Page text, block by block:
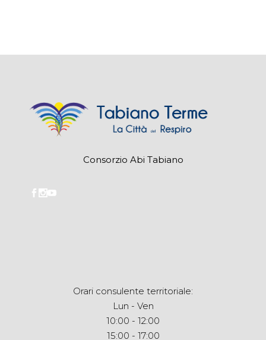
Consorzio Abi Tabiano
Orari consulente territoriale:
Lun - Ven
10:00 - 12:00
15:00 - 17:00